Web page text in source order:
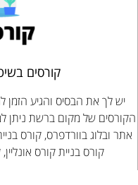
קורסים
יש לך את הבסיס והגיע
הקורסים של מקום ברשת ניתן
אתר ובלוג בוורדפרס, קורס
קורס בניית קורס